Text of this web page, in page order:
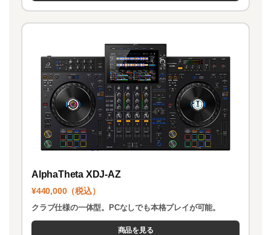
AlphaTheta XDJ-AZ
¥440,000（税込）
クラブ仕様の一体型。PCなしでも本格プレイが可能。
商品を見る